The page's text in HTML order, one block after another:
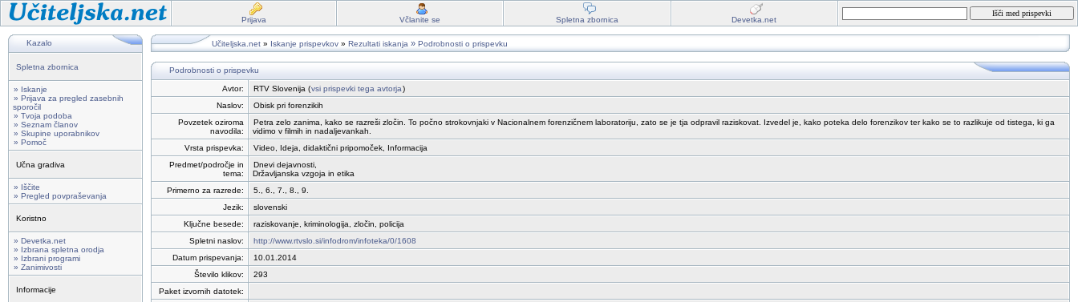
Prijava Včlanite se Spletna zbornica Devetka.net
Kazalo
Spletna zbornica
» Iskanje
» Prijava za pregled zasebnih
sporočil
» Tvoja podoba
» Seznam članov
» Skupine uporabnikov
» Pomoč
Učna gradiva
» Iščite
» Pregled povpraševanja
Koristno
» Devetka.net
» Izbrana spletna orodja
» Izbrani programi
» Zanimivosti
Informacije
Učiteljska.net » Iskanje prispevkov » Rezultati iskanja » Podrobnosti o prispevku
Podrobnosti o prispevku
Avtor: RTV Slovenija (vsi prispevki tega avtorja)
Naslov:
Obisk pri forenzikih
Povzetek oziroma
navodila:
Petra zelo zanima, kako se razreši zločin. To počno strokovnjaki v Nacionalnem forenzičnem laboratoriju, zato se je tja odpravil raziskovat. Izvedel je, kako poteka delo forenzikov ter kako se to razlikuje od tistega, ki ga
vidimo v filmih in nadaljevankah.
Vrsta prispevka:
Video, Ideja, didaktični pripomoček, Informacija
Predmet/področje in
tema:
Dnevi dejavnosti,
Državljanska vzgoja in etika
Primerno za razrede:
5., 6., 7., 8., 9.
Jezik:
slovenski
Ključne besede:
raziskovanje, kriminologija, zločin, policija
Spletni naslov:
http://www.rtvslo.si/infodrom/infoteka/0/1608
Datum prispevanja:
10.01.2014
Število klikov:
293
Paket izvornih datotek: